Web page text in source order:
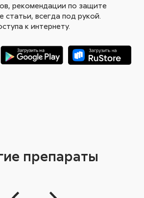
рекомендации по защите
статьи, всегда под рукой.
к интернету.
препараты